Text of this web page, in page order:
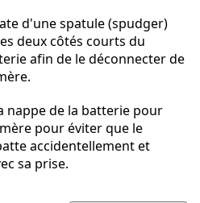
d'une spatule (spudger)
deux côtés courts du
afin de le déconnecter de
nappe de la batterie pour
pour éviter que le
accidentellement et
sa prise.